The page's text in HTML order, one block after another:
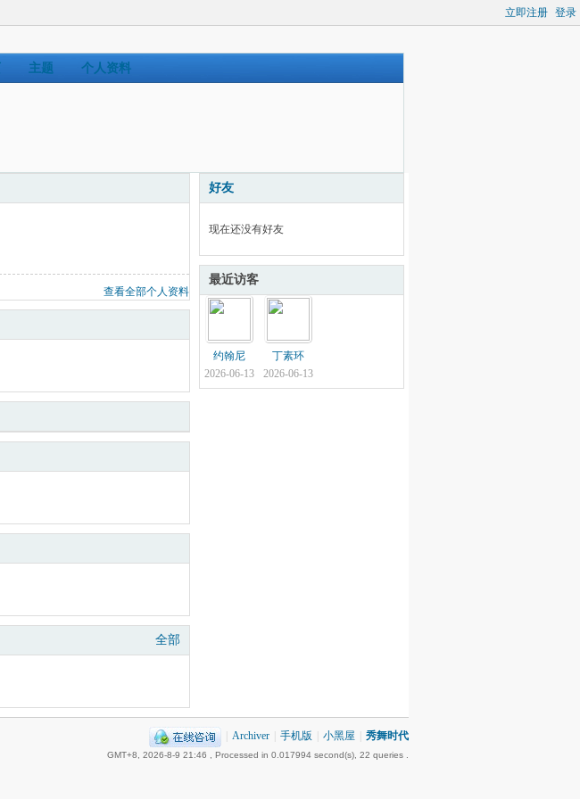
立即注册 登录
主题 个人资料
查看全部个人资料
全部
好友
现在还没有好友
最近访客
约翰尼
2026-06-13
丁素环
2026-06-13
Archiver 手机版 小黑屋 秀舞时代
GMT+8, 2026-8-9 21:46 , Processed in 0.017994 second(s), 22 queries .